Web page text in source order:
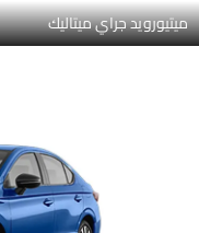
ميتيورويد جراي ميتاليك